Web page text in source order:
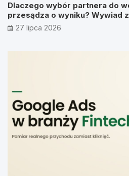
Dlaczego wybór partnera do
przesądza o wyniku? Wywiad z
Prymakowskim, CEO IT Vision
27 lipca 2026